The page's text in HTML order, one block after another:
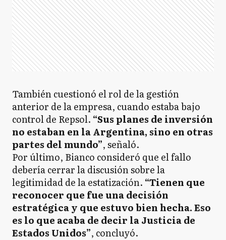
También cuestionó el rol de la gestión
anterior de la empresa, cuando estaba bajo
control de Repsol. “Sus planes de inversión
no estaban en la Argentina, sino en otras
partes del mundo”, señaló.
Por último, Bianco consideró que el fallo
debería cerrar la discusión sobre la
legitimidad de la estatización. “Tienen que
reconocer que fue una decisión
estratégica y que estuvo bien hecha. Eso
es lo que acaba de decir la Justicia de
Estados Unidos”, concluyó.